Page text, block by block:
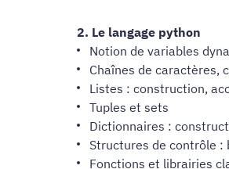
​​​​​​​​​​​​​​2. Le langage python
Notion de variables
Chaînes de caractères,
Listes : construction,
Tuples et sets
Dictionnaires :
Structures de contrôle
Fonctions et librairies